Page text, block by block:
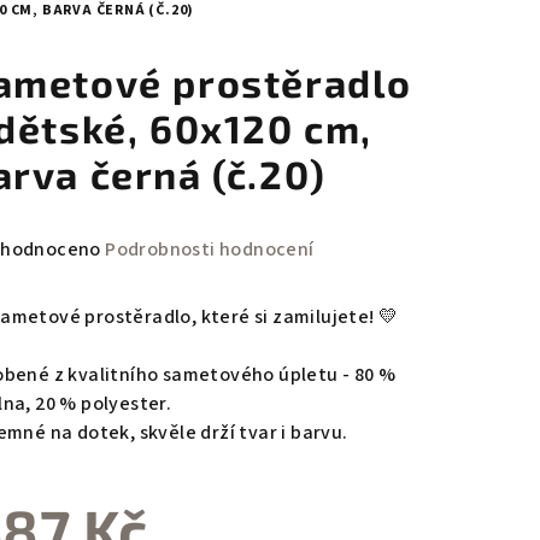
CM, BARVA ČERNÁ (Č.20)
prostěradlo
60x120 cm,
černá (č.20)
Podrobnosti hodnocení
prostěradlo, které si zamilujete! 💛
z kvalitního sametového úpletu - 80 %
20 % polyester.
na dotek, skvěle drží tvar i barvu.